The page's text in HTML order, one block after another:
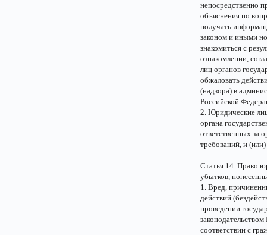
непосредственно
объяснения по
получать
законом и иными
знакомиться с
ознакомлении,
лиц органов
обжаловать
(надзора) в
Российской
2. Юридические
органа
ответственных за
требований, и
Статья 14. Право
убытков,
1. Вред,
действий
проведении
соответствии с